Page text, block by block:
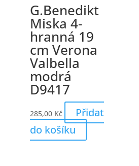
G.Benedikt
Miska 4-
hranná 19
cm Verona
Valbella
modrá
D9417
285,00 Kč
Přidat
do košíku